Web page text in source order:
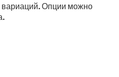
вариаций. Опции можно